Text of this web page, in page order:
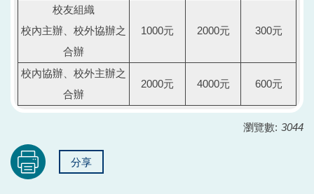
校友組織
校內主辦、校外協辦之
合辦
1000元 2000元 300元
校內協辦、校外主辦之
合辦
2000元 4000元 600元
瀏覽數: 3044
分享